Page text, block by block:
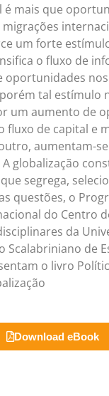
é mais que
um forte
o fluxo de
oportunidades
tal estímulo
um aumento de
fluxo de capital e
aumentam-
globalização
segrega,
questões, o
do Centro
da
Scalabriniano de
o livro
Download eBook